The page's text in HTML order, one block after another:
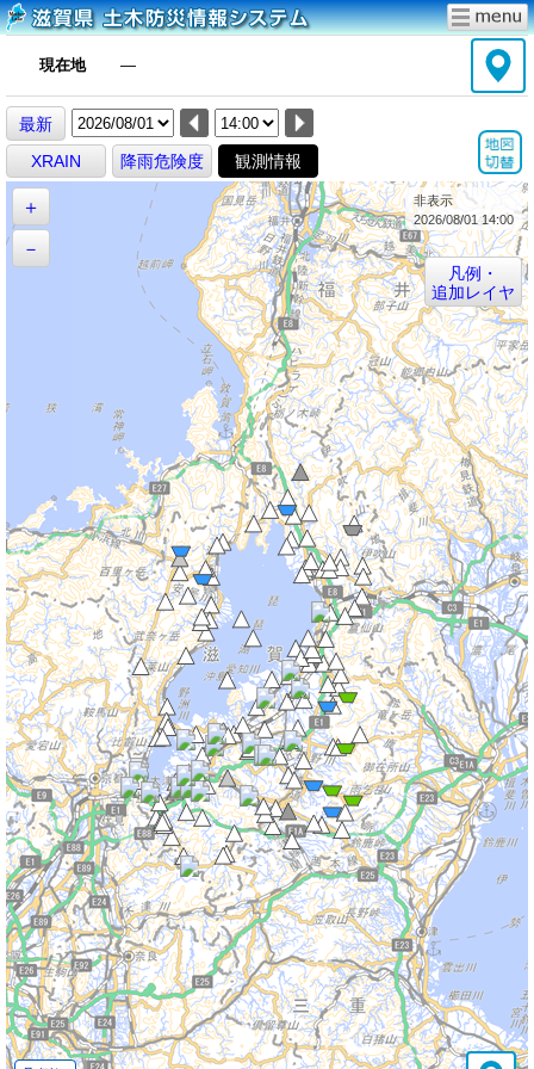
現在地 ―
最新
XRAIN
降雨危険度 観測情報
＋
－
非表示
2026/08/01 14:00
凡例・
追加レイヤ